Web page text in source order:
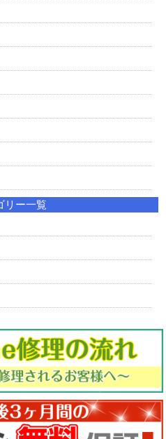
リー一覧